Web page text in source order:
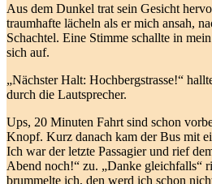
Aus dem Dunkel trat sein Gesicht
traumhafte lächeln als er mich ansah,
Schachtel. Eine Stimme schallte in
sich auf.
„Nächster Halt: Hochbergstrasse!“
durch die Lautsprecher.
Ups, 20 Minuten Fahrt sind schon
Knopf. Kurz danach kam der Bus mit
Ich war der letzte Passagier und rief
Abend noch!“ zu. „Danke gleichfalls“
brummelte ich, den werd ich schon